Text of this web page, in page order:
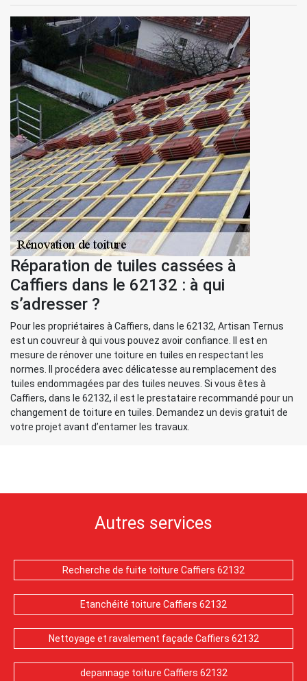
Réparation de tuiles cassées à
Caffiers dans le 62132 : à qui
s’adresser ?
Pour les propriétaires à Caffiers, dans le 62132, Artisan Ternus
est un couvreur à qui vous pouvez avoir confiance. Il est en
mesure de rénover une toiture en tuiles en respectant les
normes. Il procédera avec délicatesse au remplacement des
tuiles endommagées par des tuiles neuves. Si vous êtes à
Caffiers, dans le 62132, il est le prestataire recommandé pour un
changement de toiture en tuiles. Demandez un devis gratuit de
votre projet avant d’entamer les travaux.
Autres services
Recherche de fuite toiture Caffiers 62132
Etanchéité toiture Caffiers 62132
Nettoyage et ravalement façade Caffiers 62132
depannage toiture Caffiers 62132